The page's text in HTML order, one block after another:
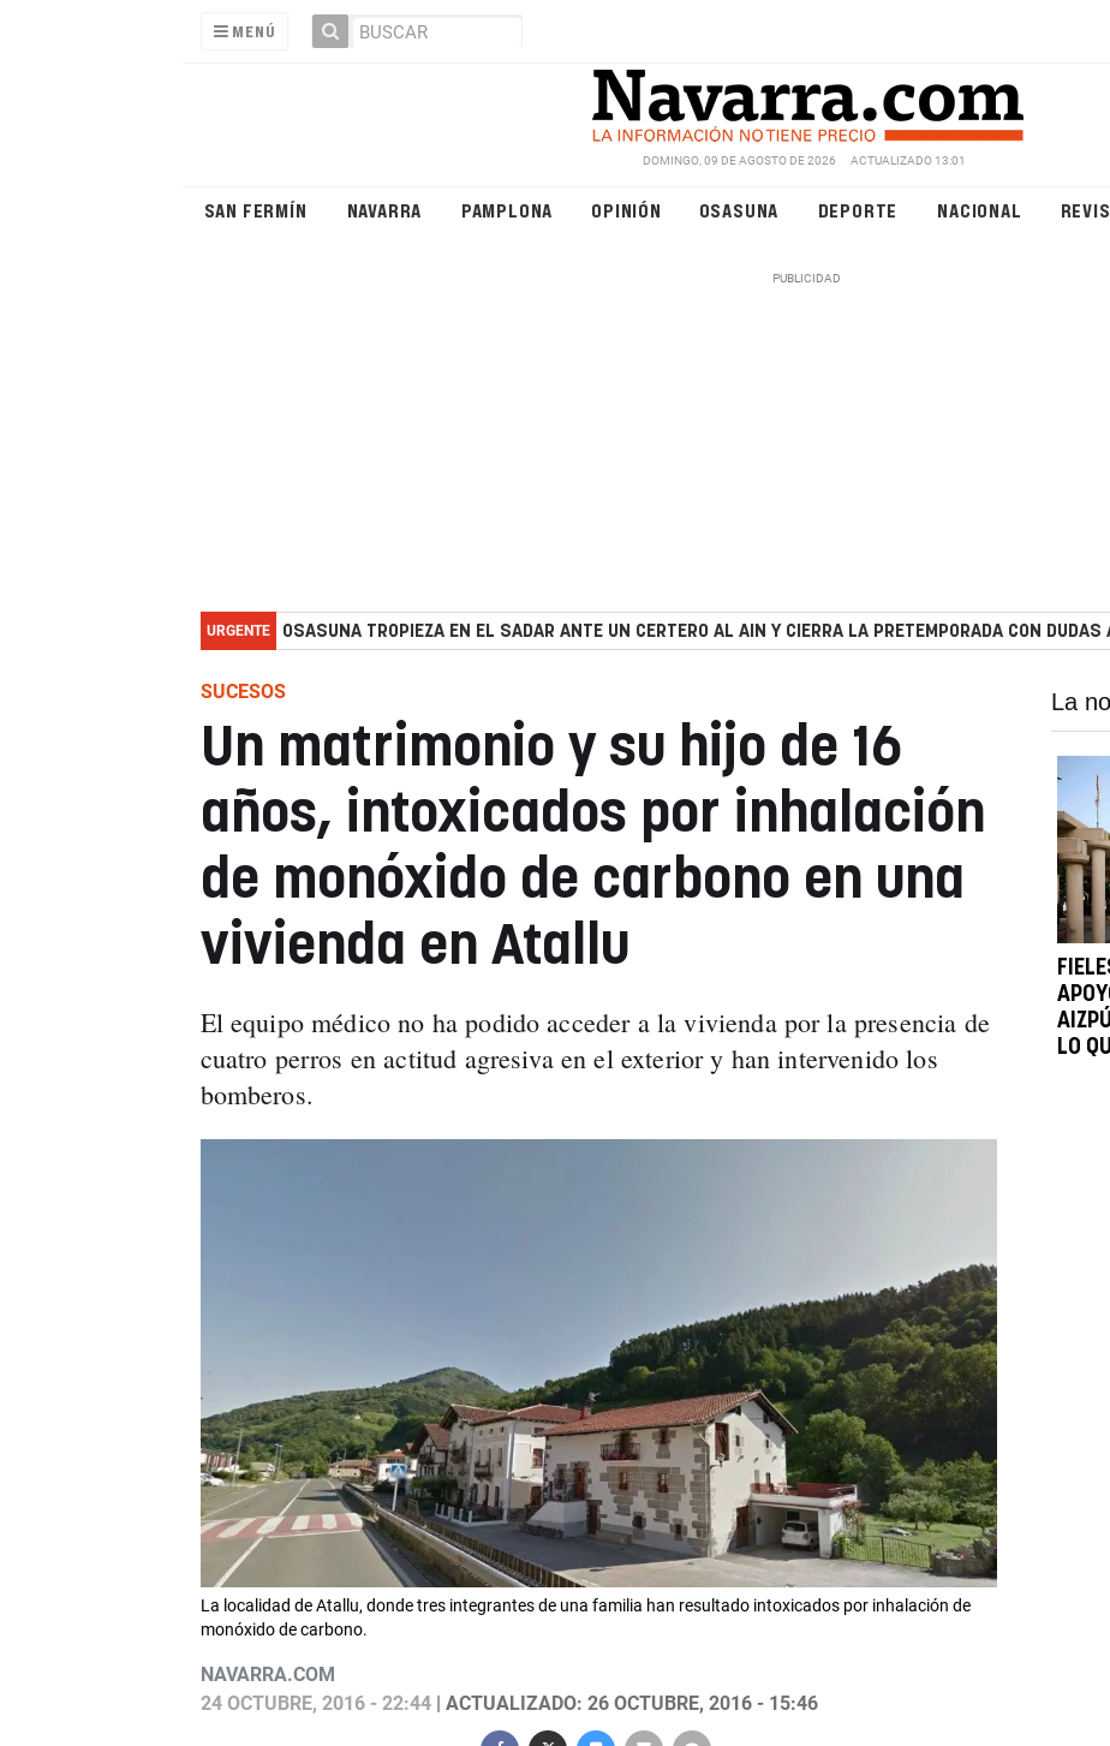
MENÚ
DOMINGO, 09 DE AGOSTO DE 2026 ACTUALIZADO 13:01
SAN FERMÍN NAVARRA PAMPLONA OPINIÓN OSASUNA DEPORTE NACIONAL
URGENTE OSASUNA TROPIEZA EN EL SADAR ANTE UN CERTERO AL AIN Y CIERRA LA PRETEMPORADA CON
SUCESOS
Un matrimonio y su hijo de 16
años, intoxicados por inhalación
de monóxido de carbono en una
vivienda en Atallu
El equipo médico no ha podido acceder a la vivienda por la presencia de
cuatro perros en actitud agresiva en el exterior y han intervenido los
bomberos.
La localidad de Atallu, donde tres integrantes de una familia han resultado intoxicados por inhalación de
monóxido de carbono.
NAVARRA.COM
24 OCTUBRE, 2016 - 22:44| ACTUALIZADO: 26 OCTUBRE, 2016 - 15:46
La
LO